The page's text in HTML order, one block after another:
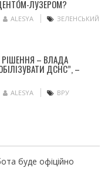
ЛУЗЕРОМ?
ALESYA ЗЕЛЕНСЬКИЙ
РІШЕННЯ – ВЛАДА
ДСНС”, –
ALESYA ВРУ
буде офіційно